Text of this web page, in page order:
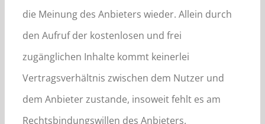
die Meinung des Anbieters wieder. Allein durch
den Aufruf der kostenlosen und frei
zugänglichen Inhalte kommt keinerlei
Vertragsverhältnis zwischen dem Nutzer und
dem Anbieter zustande, insoweit fehlt es am
Rechtsbindungswillen des Anbieters.